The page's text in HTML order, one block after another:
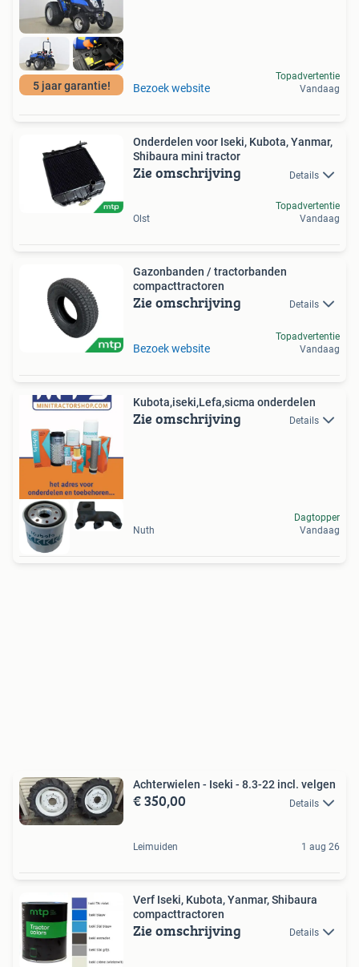
5 jaar garantie! Bezoek website
Topadvertentie
Vandaag
Onderdelen voor Iseki, Kubota, Yanmar,
Shibaura mini tractor
Zie omschrijving Details
Olst
Topadvertentie
Vandaag
Gazonbanden / tractorbanden
compacttractoren
Zie omschrijving Details
Bezoek website
Topadvertentie
Vandaag
Kubota,iseki,Lefa,sicma onderdelen
Zie omschrijving Details
Nuth
Dagtopper
Vandaag
Achterwielen - Iseki - 8.3-22 incl. velgen
€ 350,00 Details
Leimuiden 1 aug 26
Verf Iseki, Kubota, Yanmar, Shibaura
compacttractoren
Zie omschrijving Details